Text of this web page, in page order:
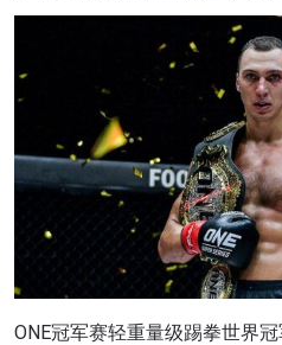
ONE冠军赛轻重量级踢拳世界